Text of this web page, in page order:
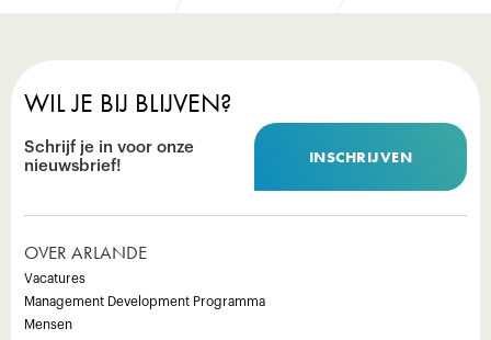
WIL JE BIJ BLIJVEN?
Schrijf je in voor onze
nieuwsbrief!
INSCHRIJVEN
OVER ARLANDE
Vacatures
Management Development Programma
Mensen